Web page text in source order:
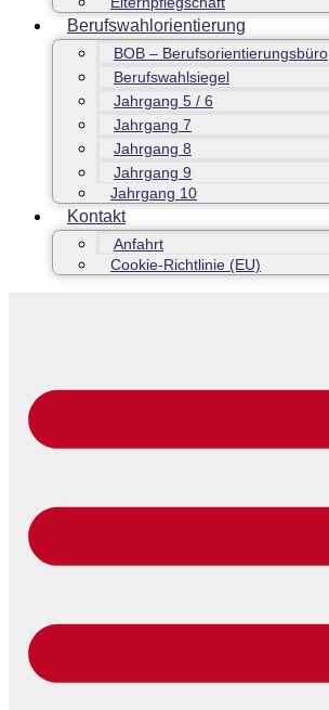
Berufswahlorientierung
BOB – Berufsorientierungsbüro
Berufswahlsiegel
Jahrgang 5 / 6
Jahrgang 7
Jahrgang 8
Jahrgang 9
Jahrgang 10
Kontakt
Anfahrt
Cookie-Richtlinie (EU)